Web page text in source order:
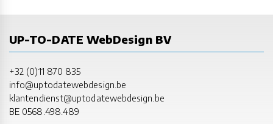
UP-TO-DATE WebDesign BV
+32 (0)11 870 835
info@uptodatewebdesign.be
klantendienst@uptodatewebdesign.be
BE 0568.498.489